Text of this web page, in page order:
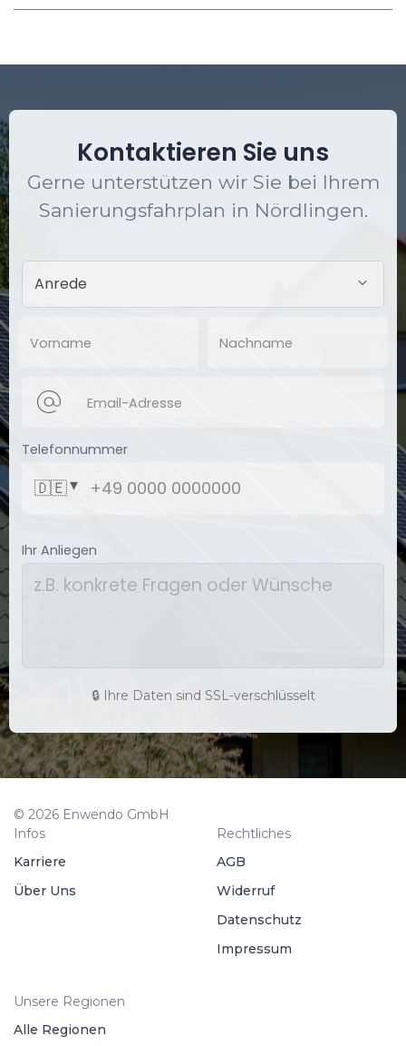
Kontaktieren Sie uns
Gerne unterstützen wir Sie bei Ihrem
Sanierungsfahrplan in Nördlingen.
🔒 Ihre Daten sind SSL-verschlüsselt
© 2026 Enwendo GmbH
Infos
Karriere
Über Uns
Rechtliches
AGB
Widerruf
Datenschutz
Impressum
Unsere Regionen
Alle Regionen